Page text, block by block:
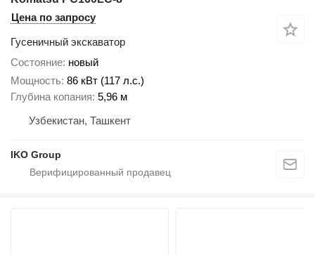
Цена по запросу
Гусеничный экскаватор
Состояние новый
Мощность 86 кВт (117 л.с.)
Глубина копания 5,96 м
Узбекистан, Ташкент
IKO Group